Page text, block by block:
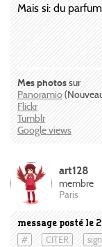
Mais si: du
Mes photossur
Panoramio
Flickr
Tumblr
Google views
message posté le
# CITER
art128
membre
Paris